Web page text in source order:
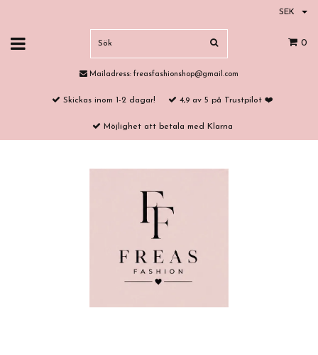
SEK
0
Mailadress: freasfashionshop@gmail.com
Skickas inom 1-2 dagar! 4,9 av 5 på Trustpilot ❤️
Möjlighet att betala med Klarna